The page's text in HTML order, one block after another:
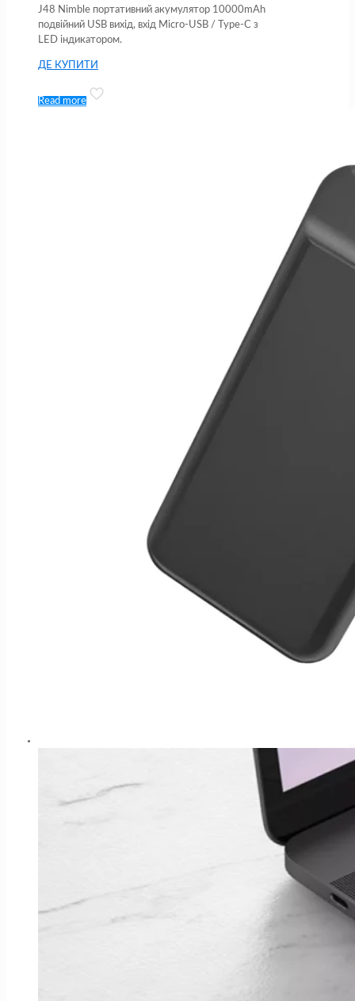
J48 Nimble портативний акумулятор 10000mAh
подвійний USB вихід, вхід Micro-USB / Type-C з
LED індикатором.
ДЕ КУПИТИ
Read more